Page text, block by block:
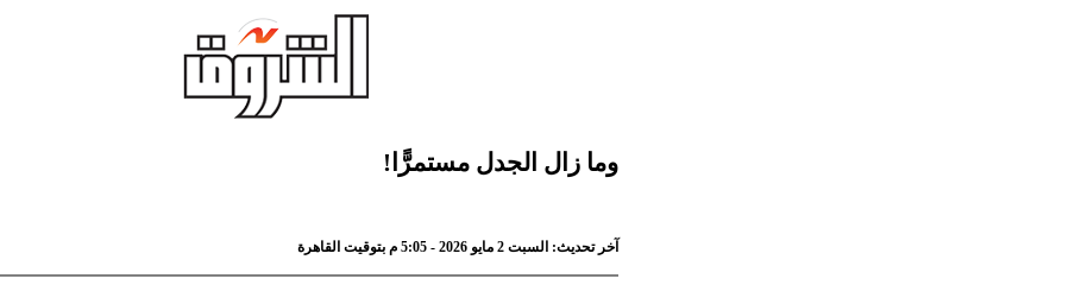
وما زال الجدل مستمرًّا!
آخر تحديث: السبت 2 مايو 2026 - 5:05 م بتوقيت القاهرة